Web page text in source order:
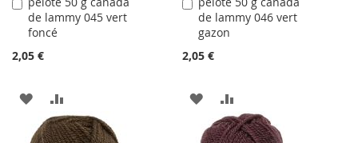
de lammy 045 vert
foncé
2,05 €
Ajouter
au
panier
AJOUTER
À
AU
de lammy 046 vert
gazon
2,05 €
Ajouter
au
panier
AJOUTER
À
AU